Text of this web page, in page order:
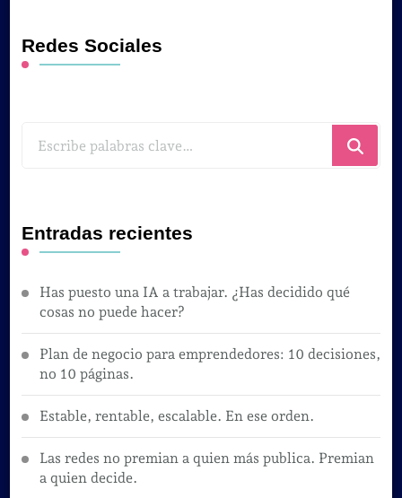
Redes Sociales
Entradas recientes
Has puesto una IA a trabajar. ¿Has decidido qué
cosas no puede hacer?
Plan de negocio para emprendedores: 10 decisiones,
no 10 páginas.
Estable, rentable, escalable. En ese orden.
Las redes no premian a quien más publica. Premian
a quien decide.